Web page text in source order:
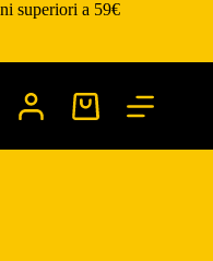
superiori a 59€
Carrello